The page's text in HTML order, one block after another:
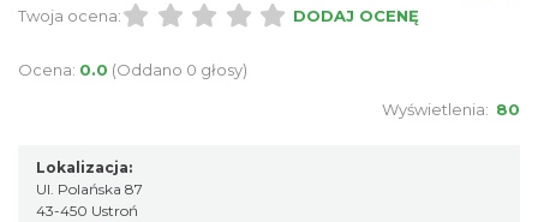
Twoja ocena:
DODAJ OCENĘ
Ocena: 0.0 (Oddano 0 głosy)
Wyświetlenia: 80
Lokalizacja:
Ul. Polańska 87
43-450 Ustroń